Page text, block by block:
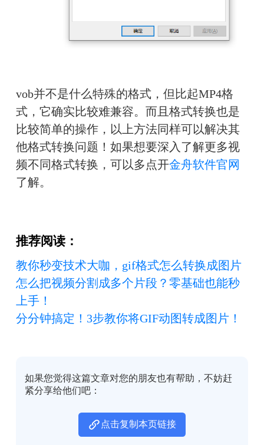
vob并不是什么特殊的格式，但比起MP4格
式，它确实比较难兼容。而且格式转换也是
比较简单的操作，以上方法同样可以解决其
他格式转换问题！如果想要深入了解更多视
频不同格式转换，可以多点开金舟软件官网
了解。
推荐阅读：
教你秒变技术大咖，gif格式怎么转换成图片
怎么把视频分割成多个片段？零基础也能秒
上手！
分分钟搞定！3步教你将GIF动图转成图片！
如果您觉得这篇文章对您的朋友也有帮助，不妨赶
紧分享给他们吧：
点击复制本页链接